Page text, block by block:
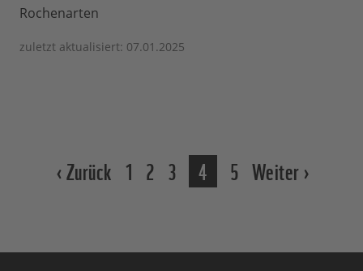
Rochenarten
zuletzt aktualisiert: 07.01.2025
‹ Zurück 1 2 3 4 5 Weiter ›